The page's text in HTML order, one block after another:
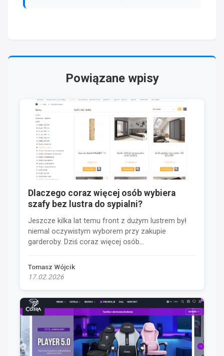
Powiązane wpisy
Dlaczego coraz więcej osób wybiera
szafy bez lustra do sypialni?
Jeszcze kilka lat temu front z dużym lustrem był
niemal oczywistym wyborem przy zakupie
garderoby. Dziś coraz więcej osób...
Tomasz Wójcik
17.02.2026